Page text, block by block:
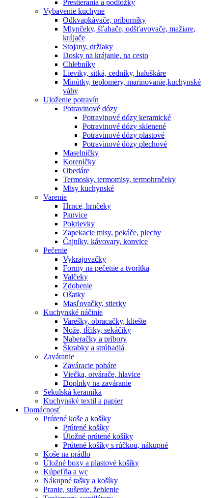
Prestierania a podložky
Vybavenie kuchyne
Odkvapkávače, príborníky
Mlynčeky, šľahače, odšťavovače, mažiare,
krájače
Stojany, držiaky
Dosky na krájanie, na cesto
Chlebníky
Lieviky, sitká, cedníky, haluškáre
Minútky, teplomery, marinovanie,kuchynské
váhy
Uloženie potravín
Potravinové dózy
Potravinové dózy keramické
Potravinové dózy sklenené
Potravinové dózy plastové
Potravinové dózy plechové
Maselničky
Koreničky
Obedáre
Termosky, termomisy, termohrnčeky
Misy kuchynské
Varenie
Hrnce, hrnčeky
Panvice
Pokrievky
Zapekacie misy, pekáče, plechy
Čajníky, kávovary, konvice
Pečenie
Vykrajovačky
Formy na pečenie a tvorítka
Valčeky
Zdobenie
Ošatky
Masľovačky, stierky
Kuchynské náčinie
Varešky, obracačky, kliešte
Nože, tĺčiky, sekáčiky
Naberačky a príbory
Škrabky a strúhadlá
Zaváranie
Zaváracie poháre
Viečka, otvárače, hlavice
Doplnky na zaváranie
Sekulská keramika
Kuchynský textil a papier
Domácnosť
Prútené koše a košíky
Prútené košíky
Úložné prútené košíky
Prútené košíky s rúčkou, nákupné
Koše na prádlo
Úložné boxy a plastové košíky
Kúpeľňa a wc
Nákupné tašky a košíky
Pranie, sušenie, žehlenie